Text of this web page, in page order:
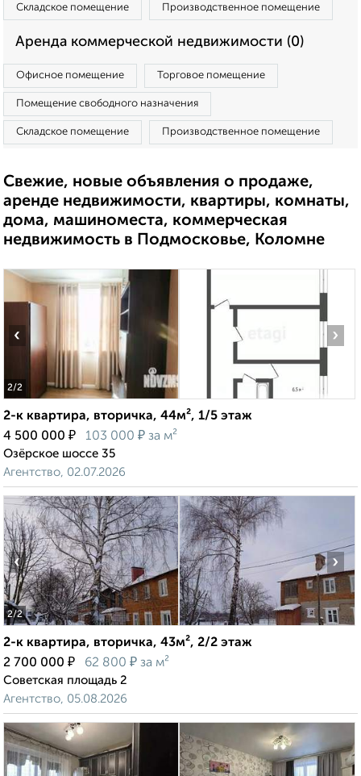
Складское помещение Производственное помещение
Аренда коммерческой недвижимости (0)
Офисное помещение Торговое помещение
Помещение свободного назначения
Складское помещение Производственное помещение
Свежие, новые объявления о продаже,
аренде недвижимости, квартиры, комнаты,
дома, машиноместа, коммерческая
недвижимость в Подмосковье, Коломне
2/2
‹ ›
2-к квартира, вторичка, 44м², 1/5 этаж
4 500 000 ₽ 103 000 ₽ за м²
Озёрское шоссе 35
Агентство, 02.07.2026
2/2
‹ ›
2-к квартира, вторичка, 43м², 2/2 этаж
2 700 000 ₽ 62 800 ₽ за м²
Советская площадь 2
Агентство, 05.08.2026